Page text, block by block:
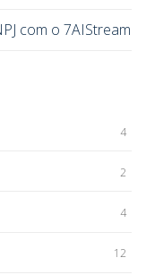
com o 7AIStream
4
2
4
12